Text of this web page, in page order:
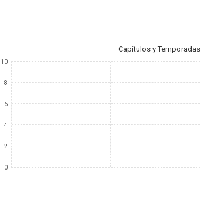
Capítulos y Temporadas
10
8
6
4
2
0